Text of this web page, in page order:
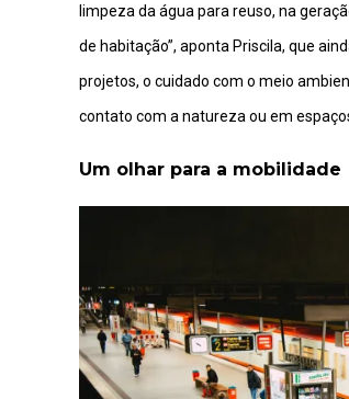
limpeza da água para reuso, na
de habitação”, aponta Priscila, que
projetos, o cuidado com o meio
contato com a natureza ou em
Um olhar para a mobilidade